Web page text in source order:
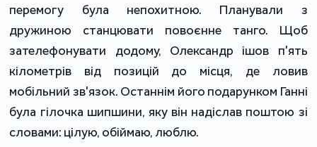
перемогу була непохитною. Планували з
дружиною станцювати повоєнне танго. Щоб
зателефонувати додому, Олександр ішов п'ять
кілометрів від позицій до місця, де ловив
мобільний зв'язок. Останнім його подарунком Ганні
була гілочка шипшини, яку він надіслав поштою зі
словами: цілую, обіймаю, люблю.